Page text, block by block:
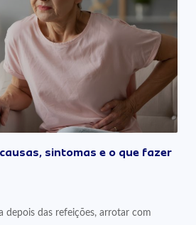
sintomas e o que fazer
depois das refeições, arrotar com